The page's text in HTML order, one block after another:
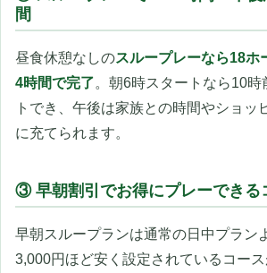
間
昼食休憩なしのスループレーなら18ホ
4時間で完了。朝6時スタートなら10時
トでき、午後は家族との時間やショッ
に充てられます。
③ 早朝割引でお得にプレーできる
早朝スループランは通常の日中プラン
3,000円ほど安く設定されているコー